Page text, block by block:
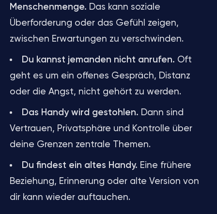
Menschenmenge. Das kann soziale
Überforderung oder das Gefühl zeigen,
zwischen Erwartungen zu verschwinden.
Du kannst jemanden nicht anrufen. Oft
geht es um ein offenes Gespräch, Distanz
oder die Angst, nicht gehört zu werden.
Das Handy wird gestohlen. Dann sind
Vertrauen, Privatsphäre und Kontrolle über
deine Grenzen zentrale Themen.
Du findest ein altes Handy. Eine frühere
Beziehung, Erinnerung oder alte Version von
dir kann wieder auftauchen.